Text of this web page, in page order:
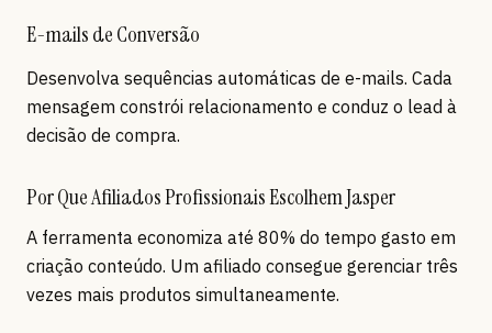
E-mails de Conversão
Desenvolva sequências automáticas de e-mails. Cada
mensagem constrói relacionamento e conduz o lead à
decisão de compra.
Por Que Afiliados Profissionais Escolhem Jasper
A ferramenta economiza até 80% do tempo gasto em
criação conteúdo. Um afiliado consegue gerenciar três
vezes mais produtos simultaneamente.